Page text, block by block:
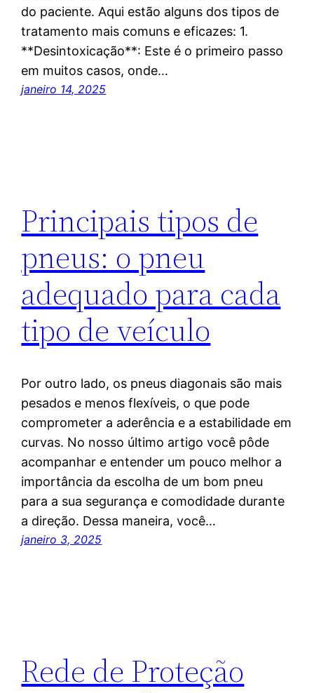
do paciente. Aqui estão alguns dos tipos de
tratamento mais comuns e eficazes: 1.
**Desintoxicação**: Este é o primeiro passo
em muitos casos, onde…
janeiro 14, 2025
Principais tipos de
pneus: o pneu
adequado para cada
tipo de veículo
Por outro lado, os pneus diagonais são mais
pesados e menos flexíveis, o que pode
comprometer a aderência e a estabilidade em
curvas. No nosso último artigo você pôde
acompanhar e entender um pouco melhor a
importância da escolha de um bom pneu
para a sua segurança e comodidade durante
a direção. Dessa maneira, você…
janeiro 3, 2025
Rede de Proteção